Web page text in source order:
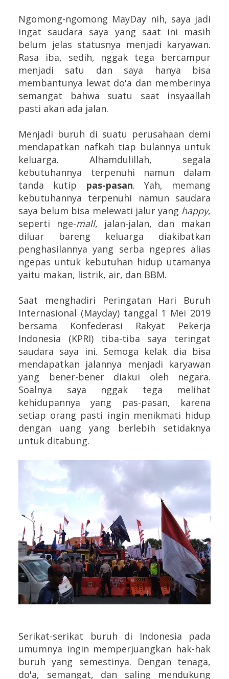
Ngomong-ngomong MayDay nih, saya jadi
ingat saudara saya yang saat ini masih
belum jelas statusnya menjadi karyawan.
Rasa iba, sedih, nggak tega bercampur
menjadi satu dan saya hanya bisa
membantunya lewat do'a dan memberinya
semangat bahwa suatu saat insyaallah
pasti akan ada jalan.
Menjadi buruh di suatu perusahaan demi
mendapatkan nafkah tiap bulannya untuk
keluarga. Alhamdulillah, segala
kebutuhannya terpenuhi namun dalam
tanda kutip pas-pasan. Yah, memang
kebutuhannya terpenuhi namun saudara
saya belum bisa melewati jalur yang happy,
seperti nge-mall, jalan-jalan, dan makan
diluar bareng keluarga diakibatkan
penghasilannya yang serba ngepres alias
ngepas untuk kebutuhan hidup utamanya
yaitu makan, listrik, air, dan BBM.
Saat menghadiri Peringatan Hari Buruh
Internasional (Mayday) tanggal 1 Mei 2019
bersama Konfederasi Rakyat Pekerja
Indonesia (KPRI) tiba-tiba saya teringat
saudara saya ini. Semoga kelak dia bisa
mendapatkan jalannya menjadi karyawan
yang bener-bener diakui oleh negara.
Soalnya saya nggak tega melihat
kehidupannya yang pas-pasan, karena
setiap orang pasti ingin menikmati hidup
dengan uang yang berlebih setidaknya
untuk ditabung.
Serikat-serikat buruh di Indonesia pada
umumnya ingin memperjuangkan hak-hak
buruh yang semestinya. Dengan tenaga,
do'a, semangat, dan saling mendukung